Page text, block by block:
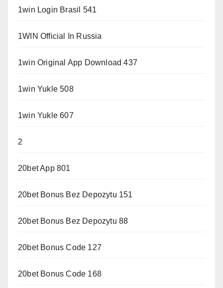
1win Login Brasil 541
1WIN Official In Russia
1win Original App Download 437
1win Yukle 508
1win Yukle 607
2
20bet App 801
20bet Bonus Bez Depozytu 151
20bet Bonus Bez Depozytu 88
20bet Bonus Code 127
20bet Bonus Code 168